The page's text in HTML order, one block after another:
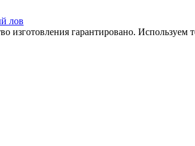
лов
гарантировано. Используем